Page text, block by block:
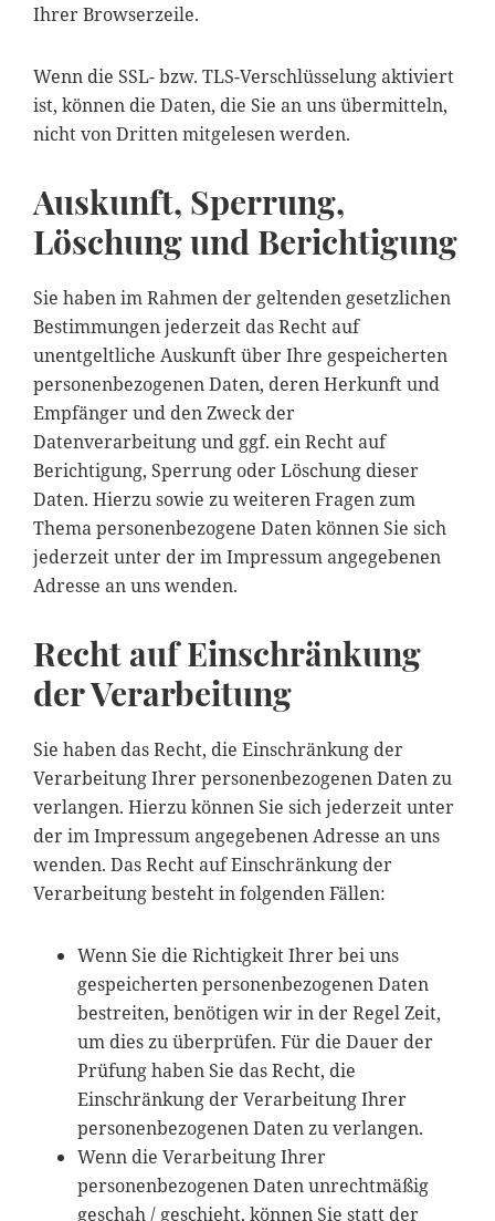
Ihrer Browserzeile.
Wenn die SSL- bzw. TLS-Verschlüsselung aktiviert
ist, können die Daten, die Sie an uns übermitteln,
nicht von Dritten mitgelesen werden.
Auskunft, Sperrung,
Löschung und Berichtigung
Sie haben im Rahmen der geltenden gesetzlichen
Bestimmungen jederzeit das Recht auf
unentgeltliche Auskunft über Ihre gespeicherten
personenbezogenen Daten, deren Herkunft und
Empfänger und den Zweck der
Datenverarbeitung und ggf. ein Recht auf
Berichtigung, Sperrung oder Löschung dieser
Daten. Hierzu sowie zu weiteren Fragen zum
Thema personenbezogene Daten können Sie sich
jederzeit unter der im Impressum angegebenen
Adresse an uns wenden.
Recht auf Einschränkung
der Verarbeitung
Sie haben das Recht, die Einschränkung der
Verarbeitung Ihrer personenbezogenen Daten zu
verlangen. Hierzu können Sie sich jederzeit unter
der im Impressum angegebenen Adresse an uns
wenden. Das Recht auf Einschränkung der
Verarbeitung besteht in folgenden Fällen:
Wenn Sie die Richtigkeit Ihrer bei uns
gespeicherten personenbezogenen Daten
bestreiten, benötigen wir in der Regel Zeit,
um dies zu überprüfen. Für die Dauer der
Prüfung haben Sie das Recht, die
Einschränkung der Verarbeitung Ihrer
personenbezogenen Daten zu verlangen.
Wenn die Verarbeitung Ihrer
personenbezogenen Daten unrechtmäßig
geschah / geschieht, können Sie statt der